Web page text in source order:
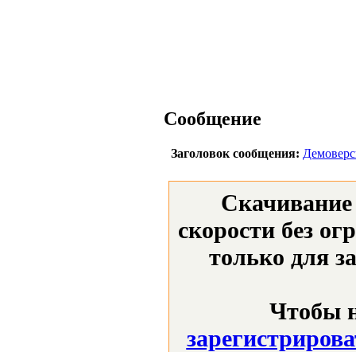
Сообщение
Заголовок сообщения:
скорости без
только для
Чтобы